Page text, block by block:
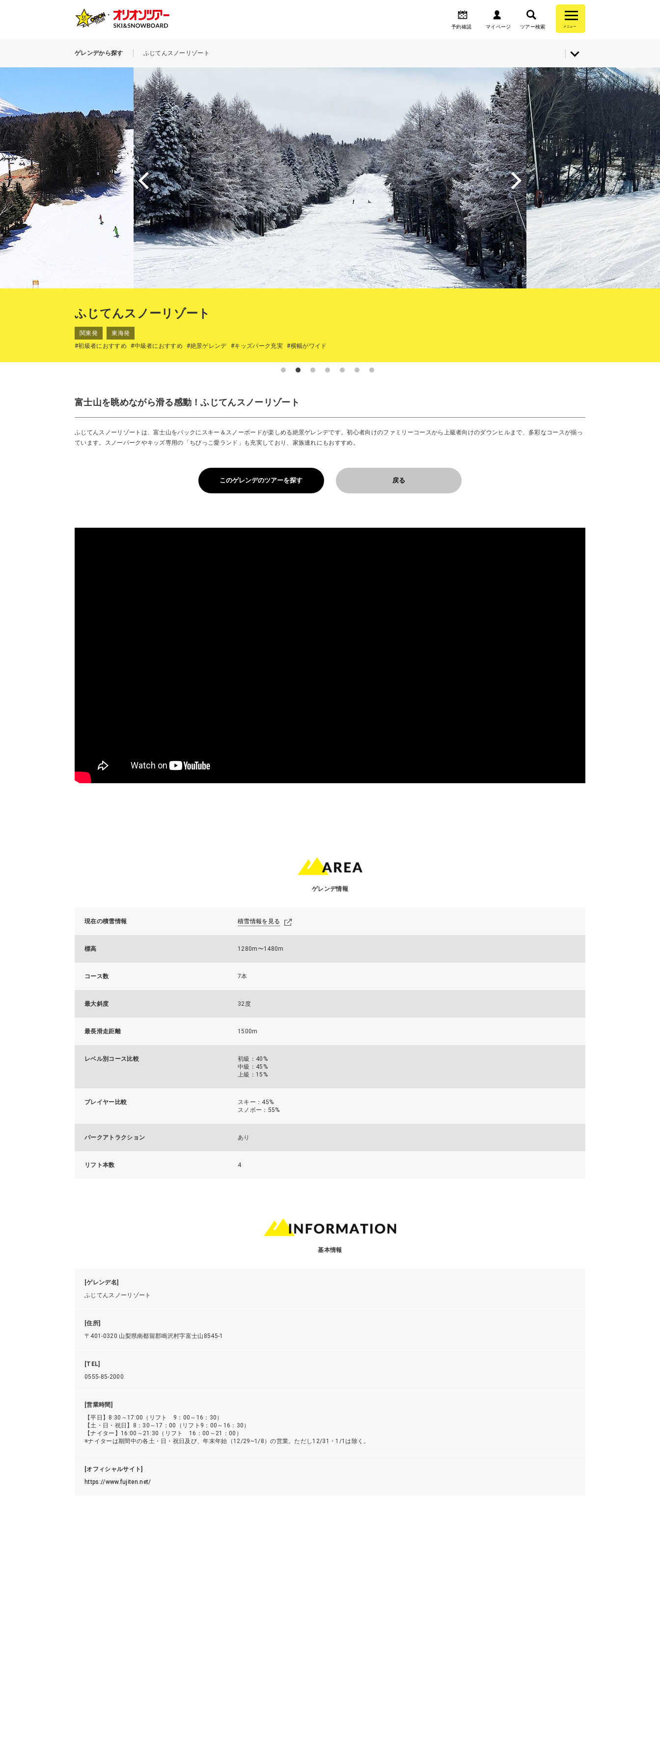
予約確認 マイページ ツアー検索 メニュー
ゲレンデから探す ふじてんスノーリゾート
ふじてんスノーリゾート
関東発
東海発
#初級者におすすめ
#中級者におすすめ #絶景ゲレンデ #キッズパーク充実 #横幅がワイド
富士山を眺めながら滑る感動！ふじてんスノーリゾート
ふじてんスノーリゾートは、富士山をバックにスキー＆スノーボードが楽しめる絶景ゲレンデです。初心者向けのファミリーコースから上級者向けのダウンヒルまで、多彩なコースが揃っ
ています。スノーパークやキッズ専用の「ちびっこ愛ランド」も充実しており、家族連れにもおすすめ。
このゲレンデのツアーを探す 戻る
ゲレンデ情報
現在の積雪情報 積雪情報を見る
標高 1280m〜1480m
コース数 7本
最大斜度 32度
最長滑走距離 1500m
レベル別コース比較
初級：40%
中級：45%
上級：15%
プレイヤー比較
スキー：45%
スノボー：55%
パークアトラクション あり
リフト本数 4
基本情報
[ゲレンデ名]
ふじてんスノーリゾート
[住所]
〒401-0320 山梨県南都留郡鳴沢村字富士山8545-1
[TEL]
0555-85-2000
[営業時間]
【平日】8:30～17:00（リフト 9：00～16：30）
【土・日・祝日】8：30～17：00（リフト9：00～16：30）
【ナイター】16:00～21:30（リフト 16：00～21：00）
※ナイターは期間中の各土・日・祝日及び、年末年始（12/29~1/8）の営業。ただし12/31・1/1は除く。
[オフィシャルサイト]
https://www.fujiten.net/